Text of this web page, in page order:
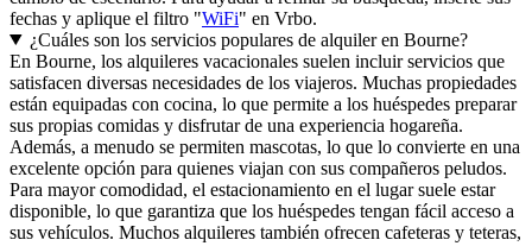
fechas y aplique el filtro "WiFi" en Vrbo.
¿Cuáles son los servicios populares de alquiler en Bourne?
En Bourne, los alquileres vacacionales suelen incluir servicios que
satisfacen diversas necesidades de los viajeros. Muchas propiedades
están equipadas con cocina, lo que permite a los huéspedes preparar
sus propias comidas y disfrutar de una experiencia hogareña.
Además, a menudo se permiten mascotas, lo que lo convierte en una
excelente opción para quienes viajan con sus compañeros peludos.
Para mayor comodidad, el estacionamiento en el lugar suele estar
disponible, lo que garantiza que los huéspedes tengan fácil acceso a
sus vehículos. Muchos alquileres también ofrecen cafeteras y teteras,